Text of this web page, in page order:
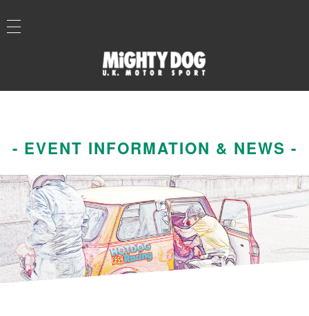
- EVENT INFORMATION & NEWS -